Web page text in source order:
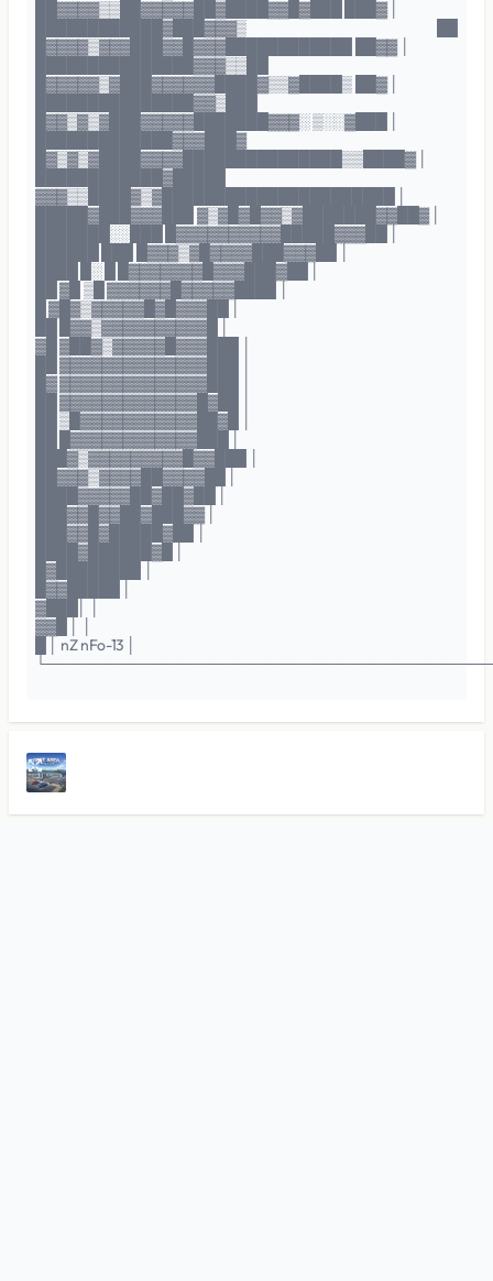
██▓▓▓▓▒▒██▓▓▓▓▓██▓████▓▓█▓███ ███▓ │
████████████▓███▓▓▓▒ ██
█▓▓▓▓▒▓▓▓███▓▓█▓▓▓████████████ ██▓▓ │
███████████████▓▓▓▒▒██
█▓▓▓▓▓▒▓███▓▓▓▓▓▓████▓▒▒▓████▒ ██▓ │
███████████████▓▓▒███
█▓▓▒▓▒▓███▓▓▓▓▓███████▓▓▓░ ▒░░▓███ │
█████████████▓▓▓███▓
█▓▒▓▒▓████▓▓▓▓███████████████▒▒████▓ │
████████████▓█████
▓▓▓▒▒████▓▒▓██████████████████████ │
█████▓███▓▓▓███ ▓▒▓█▓█▓▓▒▓███████▓▓██▓ │
███████░░███ █▓▓▓▓▓▓▓▓▓▓█████▓▓▓██ │
██████ ███ █▓▓▓▒▓█▓▓▓▓███▓▓▓██ │
████ █░ █ █▓▓▓▓▓▓▓█▓▓▓███▓██ │
██ ▓█ ▒█ ▓▓▓▓▓▓█▓▓▓▓▓████ │
█ ▓█▓▒▓▓▓▓▓█▓█▓▓▓██ │
██ █▓▓▒▓▓▓▓▓▓▓▓▓▓█ │
▓█ ▓██▓▒▓▓▓▓▓█▓▓▓███ │
██ ▓▓▓▓▓▓▓▓▓▓▓▓▓▓███ │
█▓ ▓▓▓▓▓▓▓▓▓▓▓▓▓▓███ │
██ ▓▓▓▓▓▓▓▓▓▓▓▓▓█▓██ │
██ ▒█▓▓▓▓▓▓▓▓▓▓▓██▓█ │
██ █▓▓▓▓▓▓▓▓▓▓▓▓███ │
███▓▒▓▓▓▓▓▓▓▓▓█▓▓███ │
██▓▓▓▒▓▓▓▓██▓▓▓▓██ │
████▓▓▓▓▓██▓██▓██ │
███▓▓█▓▓██▓███▓▓ │
███▓▓█▓█████▓██ │
████▓██████▓█ │
█▓████████ │
█▓▓█████ │
▓███│ │
▓▓█ │ │
█ │ nZ nFo-13 │